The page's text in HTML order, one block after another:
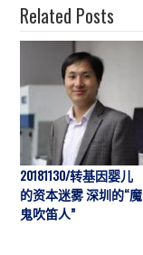
Related Posts
20181130/转基因婴儿
的资本迷雾 深圳的“魔
鬼吹笛人”